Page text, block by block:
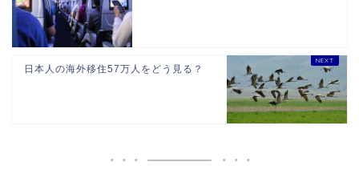
日本人の海外移住57万人をどう見る？